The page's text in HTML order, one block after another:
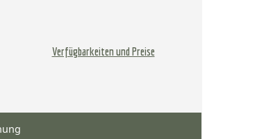
Verfügbarkeiten und Preise